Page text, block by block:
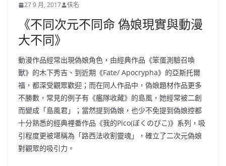
27 9 月, 2017 伕名
《不同次元不同命 偽娘現實與動漫
大不同》
動漫作品經常出現偽娘角色，由經典作品《笨蛋測驗召喚
獸》的木下秀吉、到近期《Fate/ Apocrypha》的亞斯托爾
福，都深受觀眾歡迎；而在同人作品中，偽娘題材作品更多
不勝數，常見的例子有《艦隊收藏》的島風，她經常被二創
而變成「島風君」；當然提到偽娘，也少不免提到偽娘控都
十分熟悉的經典裡番作品《我的Pico(ぼくのぴこ)》系列，吸
引程度更被堪稱為「路西法收割靈魂」，確立了二次元偽娘
對觀眾的吸引力。